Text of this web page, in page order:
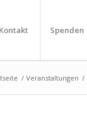
Kontakt Spenden
/ Veranstaltungen /